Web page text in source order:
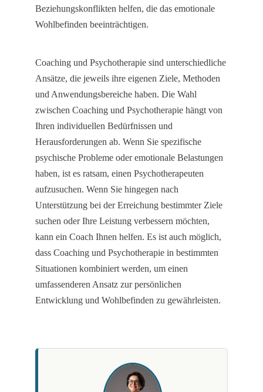
Beziehungskonflikten helfen, die das emotionale
Wohlbefinden beeinträchtigen.
Coaching und Psychotherapie sind unterschiedliche
Ansätze, die jeweils ihre eigenen Ziele, Methoden
und Anwendungsbereiche haben. Die Wahl
zwischen Coaching und Psychotherapie hängt von
Ihren individuellen Bedürfnissen und
Herausforderungen ab. Wenn Sie spezifische
psychische Probleme oder emotionale Belastungen
haben, ist es ratsam, einen Psychotherapeuten
aufzusuchen. Wenn Sie hingegen nach
Unterstützung bei der Erreichung bestimmter Ziele
suchen oder Ihre Leistung verbessern möchten,
kann ein Coach Ihnen helfen. Es ist auch möglich,
dass Coaching und Psychotherapie in bestimmten
Situationen kombiniert werden, um einen
umfassenderen Ansatz zur persönlichen
Entwicklung und Wohlbefinden zu gewährleisten.